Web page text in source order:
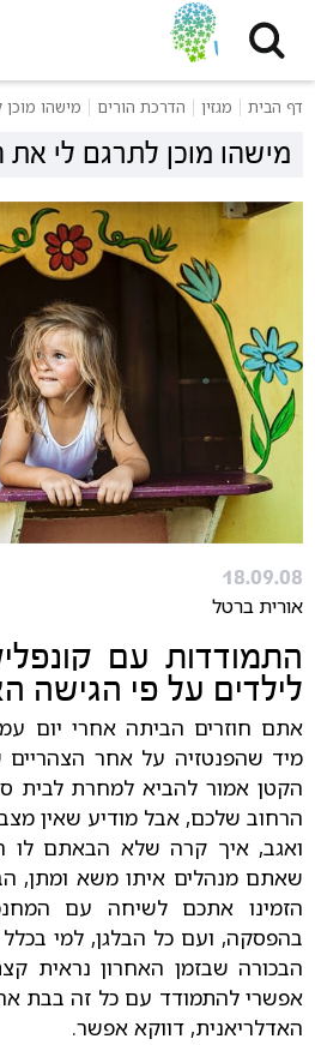
דף הבית מגזין הדרכת הורים מישהו
מישהו מוכן לתרגם לי את
18.09.08
אורית ברטל
התמודדות עם
לילדים על פי הגישה
אתם חוזרים הביתה אחרי יום
מיד שהפנטזיה על אחר
הקטן אמור להביא למחרת לבית
הרחוב שלכם, אבל מודיע שאין
ואגב, איך קרה שלא הבאתם לו
שאתם מנהלים איתו משא ומתן,
הזמינו אתכם לשיחה עם
בהפסקה, ועם כל הבלגן, למי
הבכורה שבזמן האחרון נראית
אפשרי להתמודד עם כל זה בבת
האדלריאנית, דווקא אפשר.